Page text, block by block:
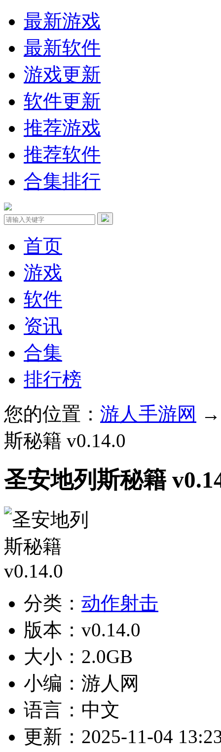
最新游戏
最新软件
游戏更新
软件更新
推荐游戏
推荐软件
合集排行
首页
游戏
软件
资讯
合集
排行榜
您的位置： 游人手游网
斯秘籍 v0.14.0
圣安地列斯秘籍
分类： 动作射击
版本：v0.14.0
大小：2.0GB
小编：游人网
语言：中文
更新：2025-11-04